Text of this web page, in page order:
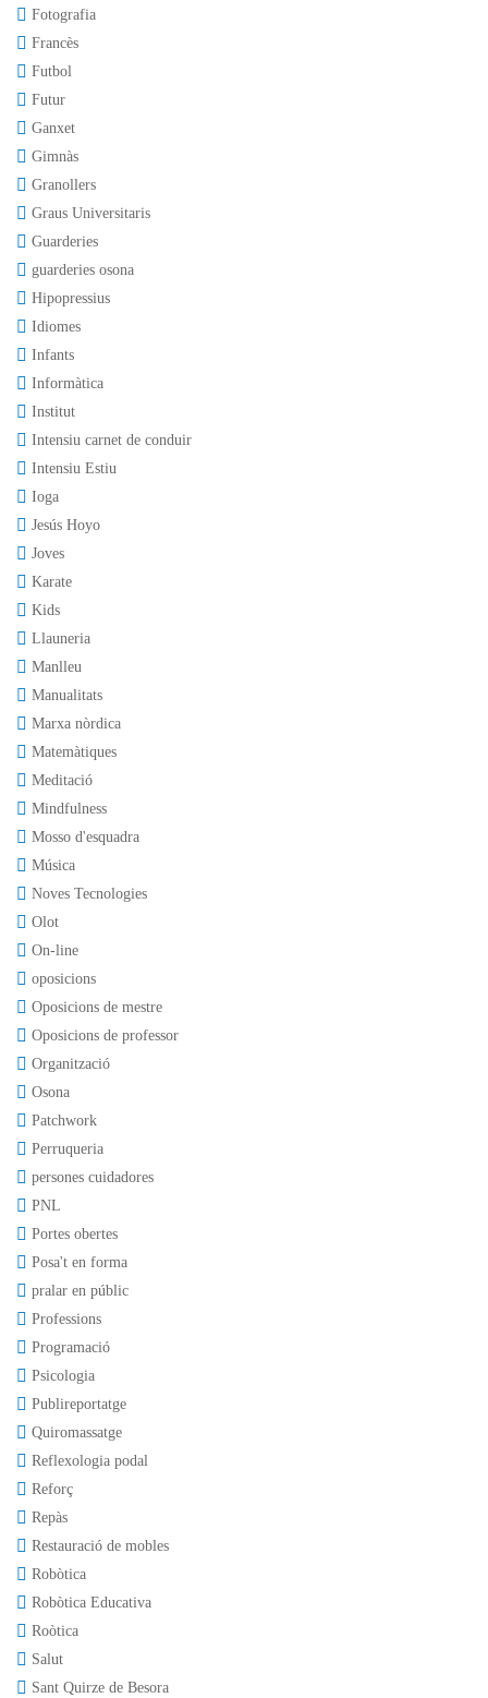
Fotografia
Francès
Futbol
Futur
Ganxet
Gimnàs
Granollers
Graus Universitaris
Guarderies
guarderies osona
Hipopressius
Idiomes
Infants
Informàtica
Institut
Intensiu carnet de conduir
Intensiu Estiu
Ioga
Jesús Hoyo
Joves
Karate
Kids
Llauneria
Manlleu
Manualitats
Marxa nòrdica
Matemàtiques
Meditació
Mindfulness
Mosso d'esquadra
Música
Noves Tecnologies
Olot
On-line
oposicions
Oposicions de mestre
Oposicions de professor
Organització
Osona
Patchwork
Perruqueria
persones cuidadores
PNL
Portes obertes
Posa't en forma
pralar en públic
Professions
Programació
Psicologia
Publireportatge
Quiromassatge
Reflexologia podal
Reforç
Repàs
Restauració de mobles
Robòtica
Robòtica Educativa
Roòtica
Salut
Sant Quirze de Besora